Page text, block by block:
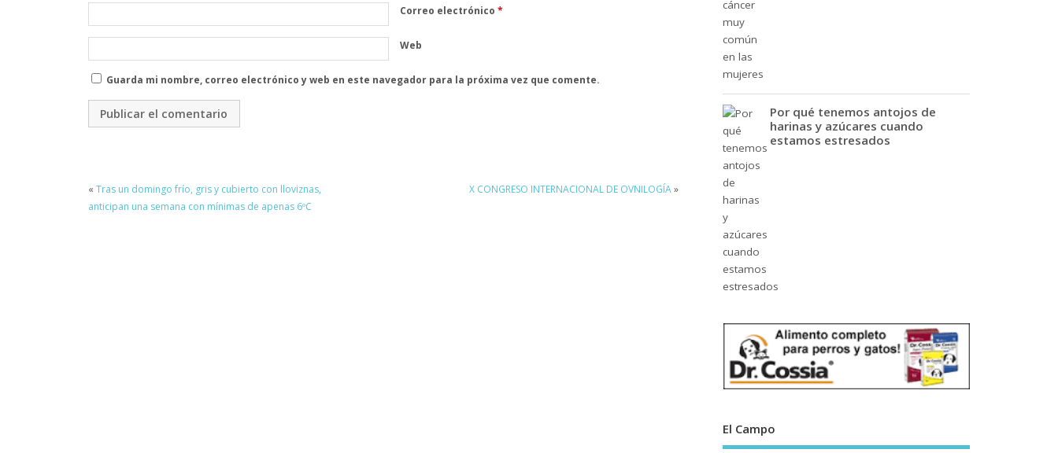
Correo electrónico *
Web
Guarda mi nombre, correo electrónico y web en este navegador para la próxima vez que comente.
« Tras un domingo frío, gris y cubierto con lloviznas,
anticipan una semana con mínimas de apenas 6ºC
X CONGRESO INTERNACIONAL DE OVNILOGÍA»
Por qué tenemos antojos de
harinas y azúcares cuando
estamos estresados
El Campo